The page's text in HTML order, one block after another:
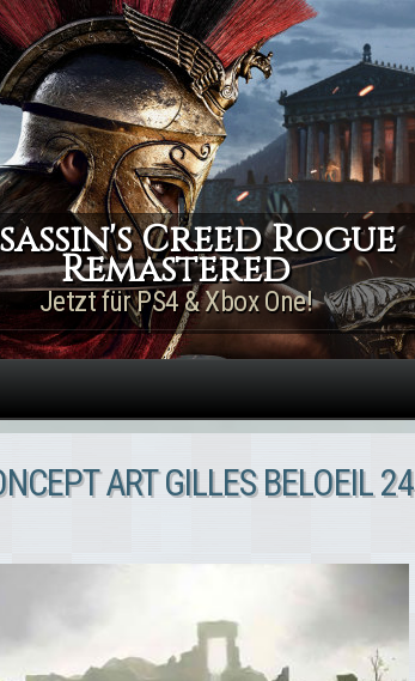
Direkt zum Inhalt
Creed Rogue
Remastered
Jetzt für PS4 & Xbox One!
ART GILLES BELOEIL 24